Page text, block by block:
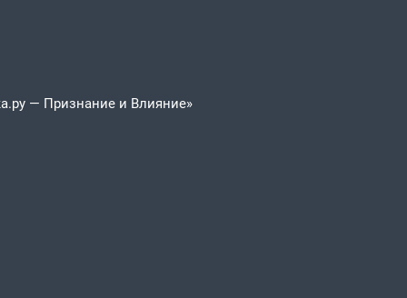
— Признание и Влияние»